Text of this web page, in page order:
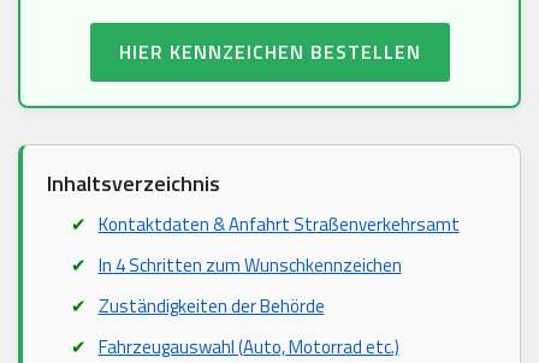
HIER KENNZEICHEN BESTELLEN
Inhaltsverzeichnis
Kontaktdaten & Anfahrt Straßenverkehrsamt
In 4 Schritten zum Wunschkennzeichen
Zuständigkeiten der Behörde
Fahrzeugauswahl (Auto, Motorrad etc.)